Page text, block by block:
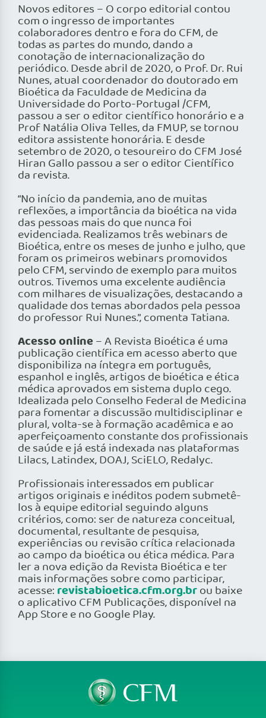
Novos editores – O corpo editorial contou
com o ingresso de importantes
colaboradores dentro e fora do CFM, de
todas as partes do mundo, dando a
conotação de internacionalização do
periódico. Desde abril de 2020, o Prof. Dr. Rui
Nunes, atual coordenador do doutorado em
Bioética da Faculdade de Medicina da
Universidade do Porto-Portugal /CFM,
passou a ser o editor científico honorário e a
Prof Natália Oliva Telles, da FMUP, se tornou
editora assistente honorária. E desde
setembro de 2020, o tesoureiro do CFM José
Hiran Gallo passou a ser o editor Científico
da revista.
“No início da pandemia, ano de muitas
reflexões, a importância da bioética na vida
das pessoas mais do que nunca foi
evidenciada. Realizamos três webinars de
Bioética, entre os meses de junho e julho, que
foram os primeiros webinars promovidos
pelo CFM, servindo de exemplo para muitos
outros. Tivemos uma excelente audiência
com milhares de visualizações, destacando a
qualidade dos temas abordados pela pessoa
do professor Rui Nunes.”, comenta Tatiana.
Acesso online– A Revista Bioética é uma
publicação científica em acesso aberto que
disponibiliza na íntegra em português,
espanhol e inglês, artigos de bioética e ética
médica aprovados em sistema duplo cego.
Idealizada pelo Conselho Federal de Medicina
para fomentar a discussão multidisciplinar e
plural, volta-se à formação acadêmica e ao
aperfeiçoamento constante dos profissionais
de saúde e já está indexada nas plataformas
Lilacs, Latindex, DOAJ, SciELO, Redalyc.
Profissionais interessados em publicar
artigos originais e inéditos podem submetê-
los à equipe editorial seguindo alguns
critérios, como: ser de natureza conceitual,
documental, resultante de pesquisa,
experiências ou revisão crítica relacionada
ao campo da bioética ou ética médica. Para
ler a nova edição da Revista Bioética e ter
mais informações sobre como participar,
acesse: revistabioetica.cfm.org.brou baixe
o aplicativo CFM Publicações, disponível na
App Store e no Google Play.